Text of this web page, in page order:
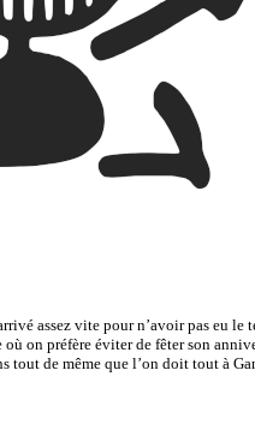
assez vite pour n’avoir pas eu
on préfère éviter de fêter son
tout de même que l’on doit tout à